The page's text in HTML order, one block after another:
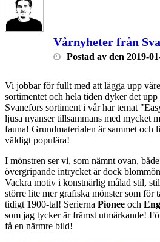
Vårnyheter från
Postad av den 2019-
Vi jobbar för fullt med att lägga upp
sortimentet och hela tiden dyker det
Svanefors sortiment i vår har temat
ljusa nyanser tillsammans med mycket
fauna! Grundmaterialen är sammet och
väldigt populära!
I mönstren ser vi, som nämnt ovan,
övergripande intrycket är dock
Vackra motiv i konstnärlig målad stil,
större lite mer grafiska mönster som för
tidigt 1900-tal! Serierna Pionee och
som jag tycker är främst utmärkande!
få en närmre bild!